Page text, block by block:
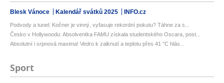
Blesk Vánoce Kalendář svátků 2025 INFO.cz
Podvody a tunel: Kočner je vinný, vyfasuje rekordní pokutu? Táhne za s...
Česko v Hollywoodu: Absolventka FAMU získala studentského Oscara, post...
Absolutní i srpnová maxima! Vedro k zalknutí a teplotu přes 41 °C hlás...
Sport